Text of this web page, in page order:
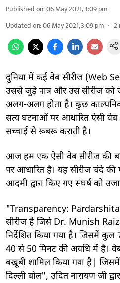
Published on:06 May 2021, 3:09 pm
Updated on:06 May 2021, 3:09 pm 2
दुनिया में कई वेब सीरीज (Web
उससे जुड़े पात्र और उस सीरीज
अलग-अलग होता है। कुछ
सत्य घटनाओं पर आधारित ऐसी वेब
सच्चाई से रूबरू कराती है।
आज हम एक ऐसी वेब सीरीज की
पर आधारित है। यह सीरीज चंदे
आदमी द्वारा किए गए संघर्ष को
"Transparency: Pardarshita"
सीरीज है जिसे Dr. Munish
निर्देशित किया गया है। जिसमें कुल
40 से 50 मिनट की अवधि में है।
बखूबी शामिल किया गया है| जिसमें
दिल्ली बोल", उदित नारायण जी